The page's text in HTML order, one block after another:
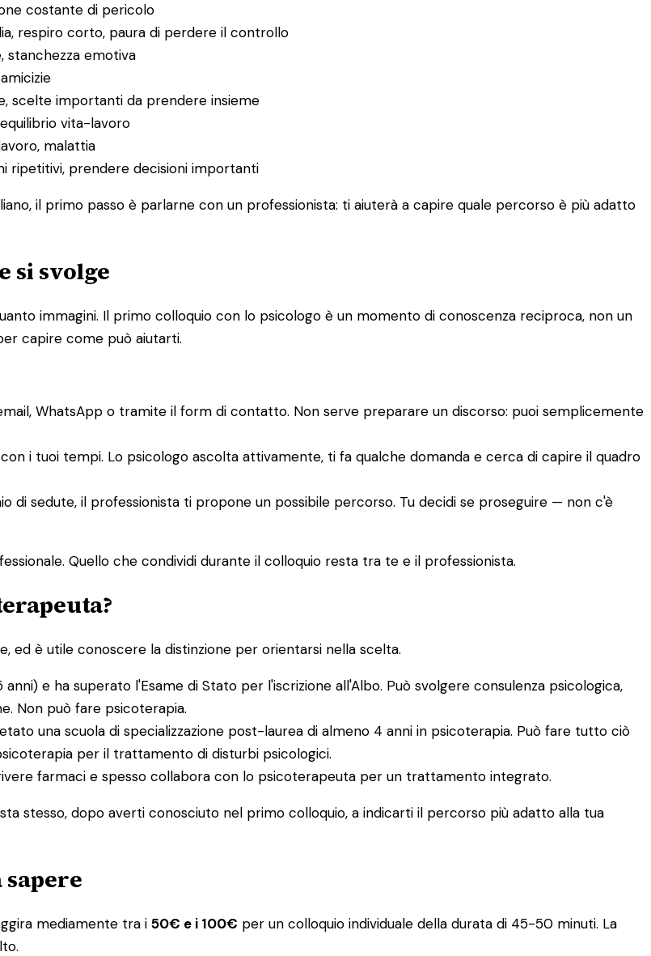
costante di pericolo
respiro corto, paura di perdere il controllo
stanchezza emotiva
scelte importanti da prendere insieme
vita-lavoro
malattia
ripetitivi, prendere decisioni importanti
il primo passo è parlarne con un professionista: ti aiuterà a capire quale percorso è più adatto
si svolge
immagini. Il primo colloquio con lo psicologo è un momento di conoscenza reciproca, non un
capire come può aiutarti.
WhatsApp o tramite il form di contatto. Non serve preparare un discorso: puoi semplicemente
i tuoi tempi. Lo psicologo ascolta attivamente, ti fa qualche domanda e cerca di capire il quadro
di sedute, il professionista ti propone un possibile percorso. Tu decidi se proseguire — non c'è
Quello che condividi durante il colloquio resta tra te e il professionista.
ed è utile conoscere la distinzione per orientarsi nella scelta.
e ha superato l'Esame di Stato per l'iscrizione all'Albo. Può svolgere consulenza psicologica,
Non può fare psicoterapia.
una scuola di specializzazione post-laurea di almeno 4 anni in psicoterapia. Può fare tutto ciò
per il trattamento di disturbi psicologici.
farmaci e spesso collabora con lo psicoterapeuta per un trattamento integrato.
stesso, dopo averti conosciuto nel primo colloquio, a indicarti il percorso più adatto alla tua
sapere
mediamente tra i 50€ e i 100€ per un colloquio individuale della durata di 45-50 minuti. La